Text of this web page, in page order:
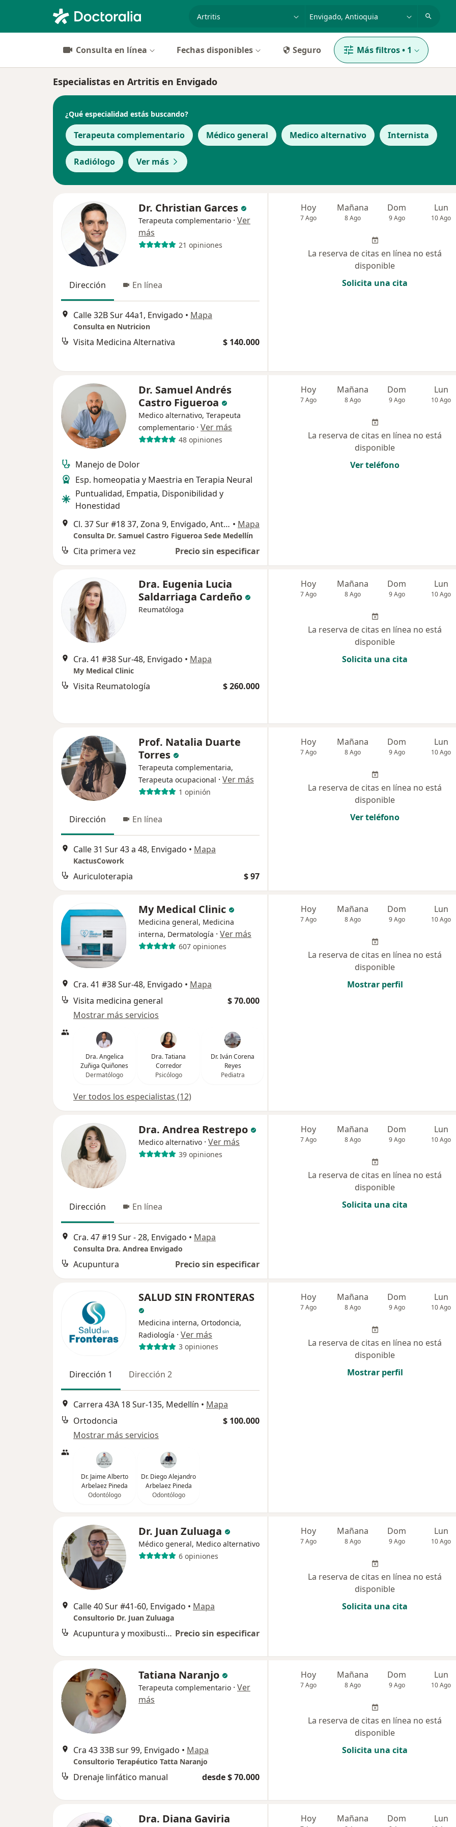
Consulta en línea Fechas disponibles Seguro Más filtros• 1
Especialistas en Artritis en Envigado
¿Qué especialidad estás buscando?
Terapeuta complementario Médico general Medico alternativo Internista
Radiólogo Ver más
Dr. Christian Garces
Terapeuta complementario · Ver
más
21 opiniones
Dirección En línea
Calle 32B Sur 44a1, Envigado • Mapa
Consulta en Nutricion
Visita Medicina Alternativa $ 140.000
Hoy
7 Ago
Mañana
8 Ago
Dom
9 Ago
Lun
10 Ago
La reserva de citas en línea no está
disponible
Solicita una cita
Dr. Samuel Andrés
Castro Figueroa
Medico alternativo, Terapeuta
complementario · Ver más
48 opiniones
Manejo de Dolor
Esp. homeopatia y Maestria en Terapia Neural
Puntualidad, Empatia, Disponibilidad y
Honestidad
Cl. 37 Sur #18 37, Zona 9, Envigado, Antioquia, Envigado • Mapa
Consulta Dr. Samuel Castro Figueroa Sede Medellín
Cita primera vez Precio sin especificar
Hoy
7 Ago
Mañana
8 Ago
Dom
9 Ago
Lun
10 Ago
La reserva de citas en línea no está
disponible
Ver teléfono
Dra. Eugenia Lucia
Saldarriaga Cardeño
Reumatóloga
Cra. 41 #38 Sur-48, Envigado • Mapa
My Medical Clinic
Visita Reumatología $ 260.000
Hoy
7 Ago
Mañana
8 Ago
Dom
9 Ago
Lun
10 Ago
La reserva de citas en línea no está
disponible
Solicita una cita
Prof. Natalia Duarte
Torres
Terapeuta complementaria,
Terapeuta ocupacional · Ver más
1 opinión
Dirección En línea
Calle 31 Sur 43 a 48, Envigado • Mapa
KactusCowork
Auriculoterapia $ 97
Hoy
7 Ago
Mañana
8 Ago
Dom
9 Ago
Lun
10 Ago
La reserva de citas en línea no está
disponible
Ver teléfono
My Medical Clinic
Medicina general, Medicina
interna, Dermatología · Ver más
607 opiniones
Cra. 41 #38 Sur-48, Envigado • Mapa
Visita medicina general
$ 70.000
Mostrar más servicios
Dra. Angelica
Zuñiga Quiñones
Dermatólogo
Dra. Tatiana
Corredor
Psicólogo
Dr. Iván Corena
Reyes
Pediatra
Ver todos los especialistas (12)
Hoy
7 Ago
Mañana
8 Ago
Dom
9 Ago
Lun
10 Ago
La reserva de citas en línea no está
disponible
Mostrar perfil
Dra. Andrea Restrepo
Medico alternativo · Ver más
39 opiniones
Dirección En línea
Cra. 47 #19 Sur - 28, Envigado • Mapa
Consulta Dra. Andrea Envigado
Acupuntura Precio sin especificar
Hoy
7 Ago
Mañana
8 Ago
Dom
9 Ago
Lun
10 Ago
La reserva de citas en línea no está
disponible
Solicita una cita
SALUD SIN FRONTERAS
Medicina interna, Ortodoncia,
Radiología · Ver más
3 opiniones
Dirección 1 Dirección 2
Carrera 43A 18 Sur-135, Medellín • Mapa
Ortodoncia
$ 100.000
Mostrar más servicios
Dr. Jaime Alberto
Arbelaez Pineda
Odontólogo
Dr. Diego Alejandro
Arbelaez Pineda
Odontólogo
Hoy
7 Ago
Mañana
8 Ago
Dom
9 Ago
Lun
10 Ago
La reserva de citas en línea no está
disponible
Mostrar perfil
Dr. Juan Zuluaga
Médico general, Medico alternativo
6 opiniones
Calle 40 Sur #41-60, Envigado • Mapa
Consultorio Dr. Juan Zuluaga
Acupuntura y moxibustión Precio sin especificar
Hoy
7 Ago
Mañana
8 Ago
Dom
9 Ago
Lun
10 Ago
La reserva de citas en línea no está
disponible
Solicita una cita
Tatiana Naranjo
Terapeuta complementario · Ver
más
Cra 43 33B sur 99, Envigado • Mapa
Consultorio Terapéutico Tatta Naranjo
Drenaje linfático manual desde $ 70.000
Hoy
7 Ago
Mañana
8 Ago
Dom
9 Ago
Lun
10 Ago
La reserva de citas en línea no está
disponible
Solicita una cita
Dra. Diana Gaviria
Hoy Mañana Dom Lun